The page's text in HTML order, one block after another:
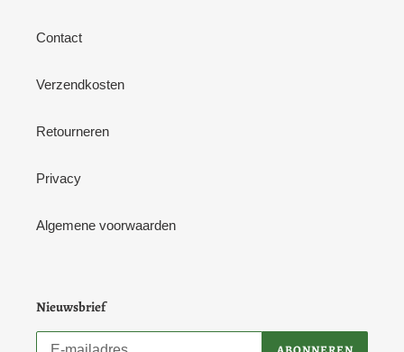
Contact
Verzendkosten
Retourneren
Privacy
Algemene voorwaarden
Nieuwsbrief